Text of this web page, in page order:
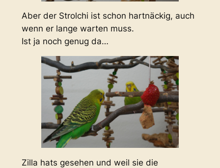
Aber der Strolchi ist schon hartnäckig, auch
wenn er lange warten muss.
Ist ja noch genug da…
Zilla hats gesehen und weil sie die